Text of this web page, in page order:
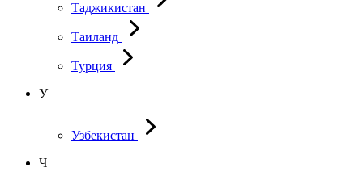
Таджикистан
Таиланд
Турция
У
Узбекистан
Ч